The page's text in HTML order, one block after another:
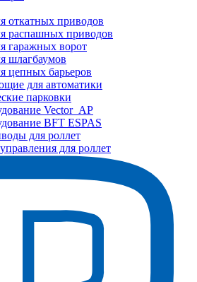
откатных приводов
распашных приводов
гаражных ворот
шлагбаумов
цепных барьеров
для автоматики
парковки
Vector_AP
BFT ESPAS
для роллет
для роллет